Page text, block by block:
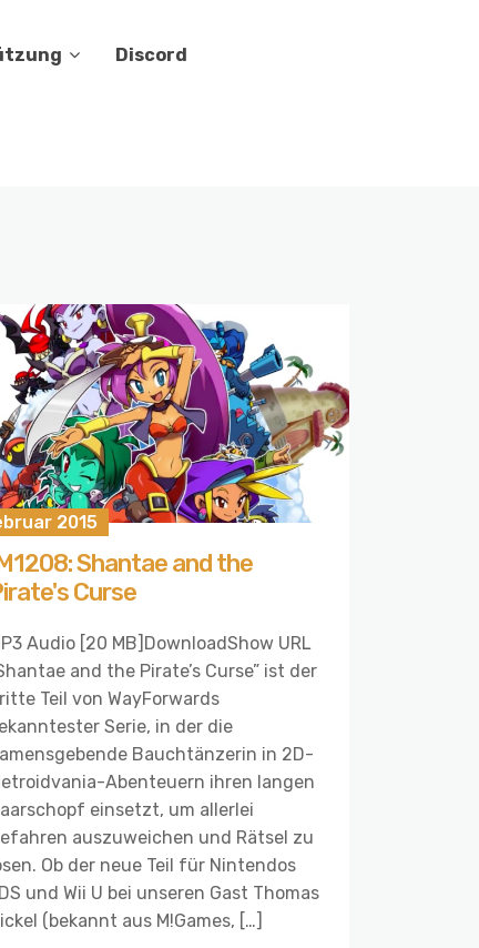
Discord
2015
Shantae and the
Curse
Audio [20 MB]DownloadShow URL
and the Pirate’s Curse” ist der
Teil von WayForwards
Serie, in der die
Bauchtänzerin in 2D-
Abenteuern ihren langen
einsetzt, um allerlei
auszuweichen und Rätsel zu
Ob der neue Teil für Nintendos
und Wii U bei unseren Gast Thomas
(bekannt aus M!Games, […]